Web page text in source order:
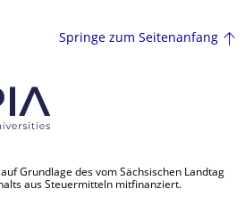
Springe zum Seitenanfang
Grundlage des vom Sächsischen Landtag
aus Steuermitteln mitfinanziert.